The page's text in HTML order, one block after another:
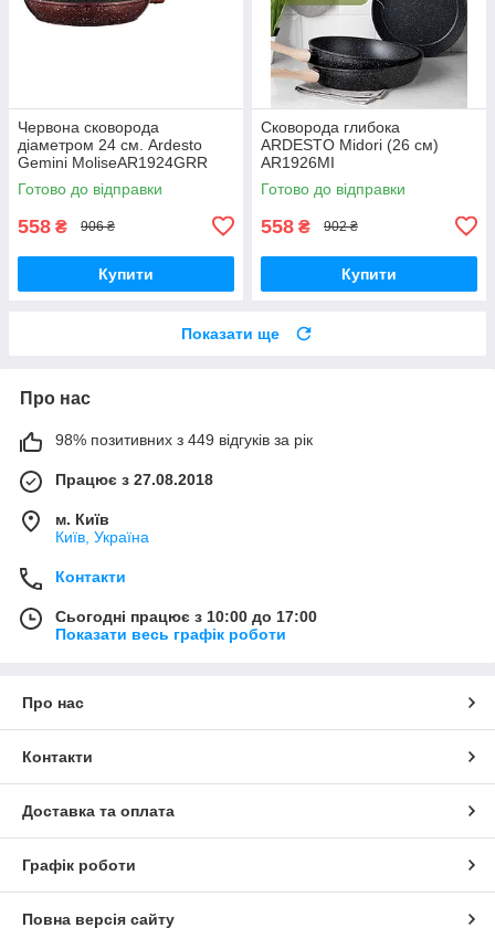
Червона сковорода
діаметром 24 см. Ardesto
Gemini MoliseAR1924GRR
Готово до відправки
558 ₴ 906 ₴
Купити
Сковорода глибока
ARDESTO Midori (26 см)
AR1926MI
Готово до відправки
558 ₴ 902 ₴
Купити
Показати ще
Про нас
98% позитивних з 449 відгуків за рік
Працює з 27.08.2018
м. Київ
Київ, Україна
Контакти
Сьогодні працює з 10:00 до 17:00
Показати весь графік роботи
Про нас
Контакти
Доставка та оплата
Графік роботи
Повна версія сайту